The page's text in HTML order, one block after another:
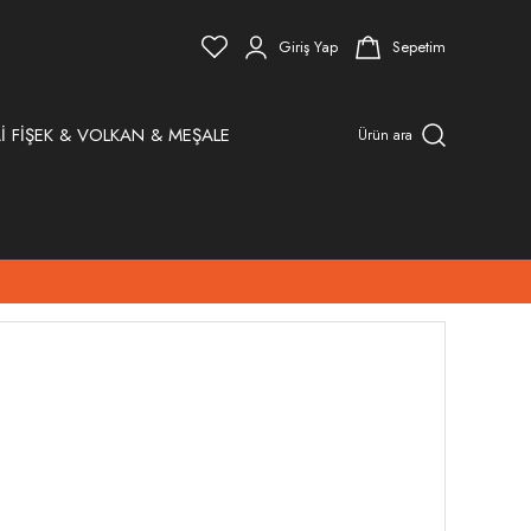
Giriş Yap Sepetim
FİŞEK & VOLKAN & MEŞALE Ürün ara